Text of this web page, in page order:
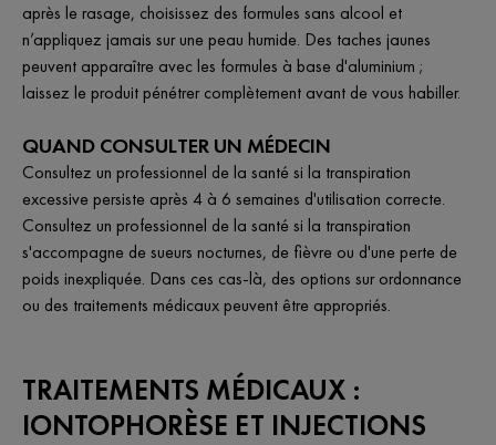
après le rasage, choisissez des formules sans alcool et
n’appliquez jamais sur une peau humide. Des taches jaunes
peuvent apparaître avec les formules à base d'aluminium ;
laissez le produit pénétrer complètement avant de vous habiller.
QUAND CONSULTER UN MÉDECIN
Consultez un professionnel de la santé si la transpiration
excessive persiste après 4 à 6 semaines d'utilisation correcte.
Consultez un professionnel de la santé si la transpiration
s'accompagne de sueurs nocturnes, de fièvre ou d'une perte de
poids inexpliquée. Dans ces cas-là, des options sur ordonnance
ou des traitements médicaux peuvent être appropriés.
TRAITEMENTS MÉDICAUX :
IONTOPHORÈSE ET INJECTIONS